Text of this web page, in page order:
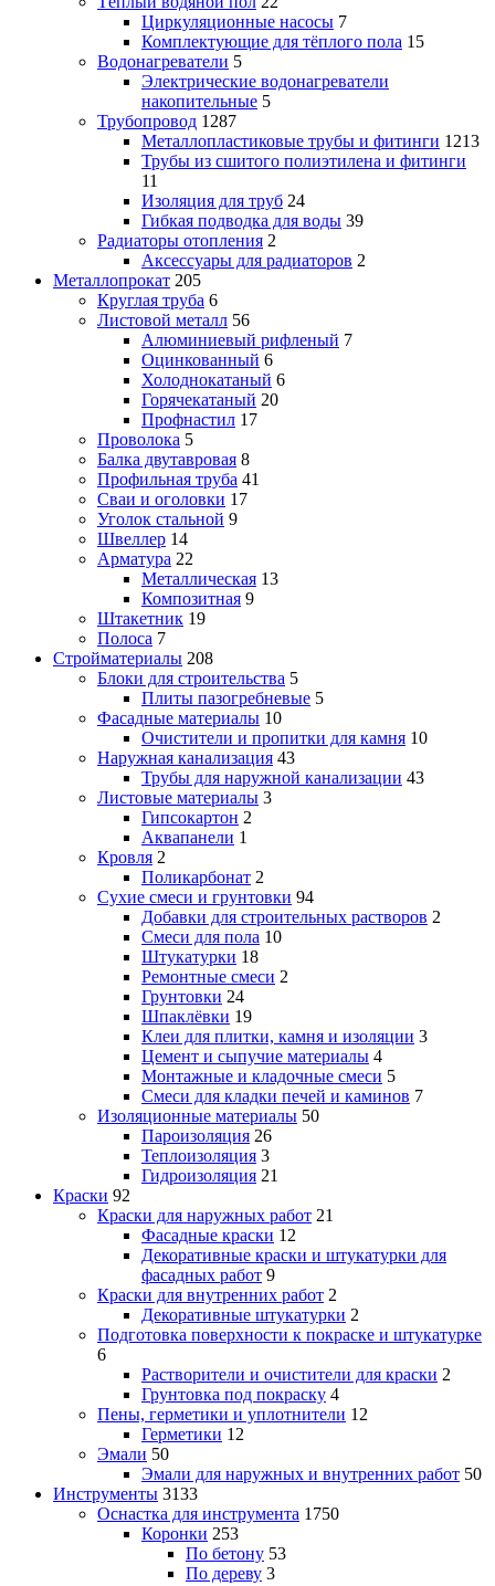
Циркуляционные насосы 7
Комплектующие для тёплого пола 15
Водонагреватели 5
Электрические водонагреватели
накопительные 5
Трубопровод 1287
Металлопластиковые трубы и фитинги 1213
Трубы из сшитого полиэтилена и фитинги
11
Изоляция для труб 24
Гибкая подводка для воды 39
Радиаторы отопления 2
Аксессуары для радиаторов 2
Металлопрокат 205
Круглая труба 6
Листовой металл 56
Алюминиевый рифленый 7
Оцинкованный 6
Холоднокатаный 6
Горячекатаный 20
Профнастил 17
Проволока 5
Балка двутавровая 8
Профильная труба 41
Сваи и оголовки 17
Уголок стальной 9
Швеллер 14
Арматура 22
Металлическая 13
Композитная 9
Штакетник 19
Полоса 7
Стройматериалы 208
Блоки для строительства 5
Плиты пазогребневые 5
Фасадные материалы 10
Очистители и пропитки для камня 10
Наружная канализация 43
Трубы для наружной канализации 43
Листовые материалы 3
Гипсокартон 2
Аквапанели 1
Кровля 2
Поликарбонат 2
Сухие смеси и грунтовки 94
Добавки для строительных растворов 2
Смеси для пола 10
Штукатурки 18
Ремонтные смеси 2
Грунтовки 24
Шпаклёвки 19
Клеи для плитки, камня и изоляции 3
Цемент и сыпучие материалы 4
Монтажные и кладочные смеси 5
Смеси для кладки печей и каминов 7
Изоляционные материалы 50
Пароизоляция 26
Теплоизоляция 3
Гидроизоляция 21
Краски 92
Краски для наружных работ 21
Фасадные краски 12
Декоративные краски и штукатурки для
фасадных работ 9
Краски для внутренних работ 2
Декоративные штукатурки 2
Подготовка поверхности к покраске и штукатурке
6
Растворители и очистители для краски 2
Грунтовка под покраску 4
Пены, герметики и уплотнители 12
Герметики 12
Эмали 50
Эмали для наружных и внутренних работ 50
Инструменты 3133
Оснастка для инструмента 1750
Коронки 253
По бетону 53
По дереву 3